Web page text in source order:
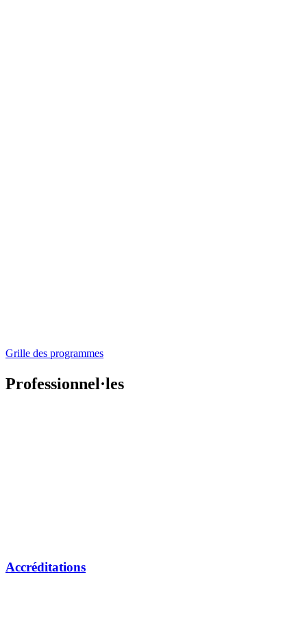
Grille des programmes
Professionnel·les
Accréditations